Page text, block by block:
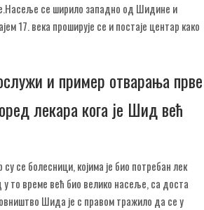
се ширило западно од Шидине и
17. века проширује се и постаје центар како
и пример отварања прве
лекара кога је Шид већ
се болесници, којима је био потребан лек
то време већ био велико насеље, са доста
Шида је с правом тражило да се у